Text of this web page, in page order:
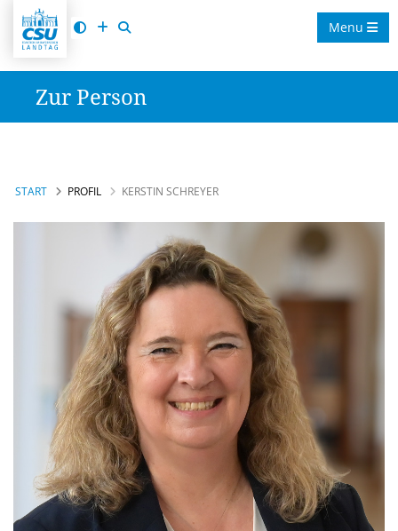
Menu
Zur Person
START PROFIL KERSTIN SCHREYER